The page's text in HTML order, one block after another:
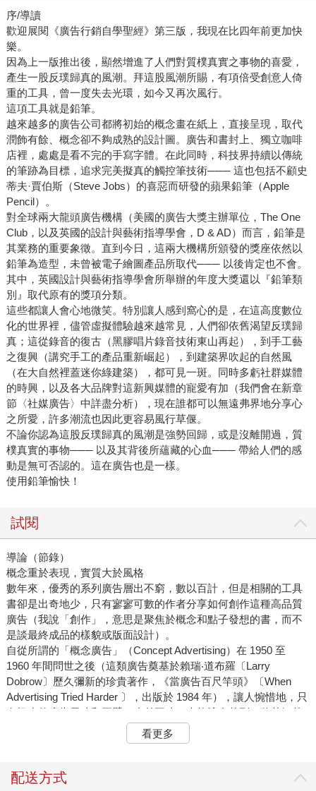
序/導讀
歡迎展閱《廣告行銷自學聖經》第三版，我現在比四年前更加快
樂。
因為上一版推出後，顯然增進了人們對質樸真實之事物的喜愛，
產生一股反璞歸真的風潮。拜這股風潮所賜，有項倍受創意人倚
重的工具，曾一度失去光環，如今又再次風行。
這項工具就是鉛筆。
越來越多的廣告公司都將初始的概念畫在紙上，直接呈現，取代
潤飾有餘、概念卻不夠成熟的設計圖。廣告和書封上、獨立咖啡
店裡，處處是看不完的手寫字體。在此同時，科技界持續以傳統
的筆跡為目標，追求完美擬真的觸控筆技術─── 這也包括不顧史
蒂夫·賈伯斯（Steve Jobs）的喜惡而研發的蘋果鉛筆（Apple
Pencil）。
對全球兩大龍頭廣告機構（美國的廣告大獎主辦單位，The One
Club，以及英國的設計與藝術指導學會，D & AD）而言，鉛筆是
其業務的重要象徵。直到今日，這兩大機構所頒發的獎座依然以
鉛筆為造型，未曾被電子繪圖產品所取代─── 以後肯定也不會。
其中，英國設計與藝術指導學會所舉辦的年度大獎還以『鉛筆類
別』取代原有的獎項分類。
這些都讓人會心地微笑。特別讓人感到窩心的是，在這高度數位
化的世界裡，儘管虛擬體驗越來越常見，人們卻依舊渴望反璞歸
真；這從錄音的復古（黑膠唱片錄音技術東山再起），到手工藝
之復興（講究手工的產品重新崛起），到建築界吹起的自然風
（在大自然裡蓋迷你綠建築），都可見一斑。同時多虧社群媒體
的時興，以及各大品牌對這新興媒體的寵愛有加（我們會在新章
節〈社媒廣告〉中詳盡分析），現在誰都可以無遠弗界地分享心
之所愛，許多潮流也因此更容易風行草偃。
不論你認為這股反璞歸真的風潮是強勢回歸，或是沒離開過，質
樸真實的事物─── 以及其背後所蘊藏的心血─── 帶給人們的感
動是無可否認的。這在廣告也是一樣。
使用鉛筆愉快！
試閱
導論（節錄）
概念重於表現，實質大於風格
數年來，優秀的系列廣告層出不窮，數以百計，但是相關的工具
書卻是出奇地少，只有寥寥可數的作者分享如何創作這種高品質
廣告（我說「創作」，意思是聚焦於概念和點子發想的書，而不
是談最終成品的樣貌或版面設計）。
自從所謂的「概念廣告」（Concept Advertising）在 1950 至
1960 年間問世之後（這類廣告奠基於賴瑞‧道布羅〔Larry
Dobrow〕歷久彌新的珍貴著作，《當廣告百尺竿頭》〔When
Advertising Tried Harder 〕，出版於 1984 年），讓人惋惜地，只
有極少的廣告天才和巨擘（小弟不才，未能躋身其列）將其智慧
付諸白紙黑字。而真正付梓的「廣告人教科書」，雖然不乏真知
灼見，大多的內容還是在歌頌成功營商的哲學，形塑廣告創意人
市面上是有一些以平面設計為主題的好書，那些書的作者都是聲
看更多
配送方式